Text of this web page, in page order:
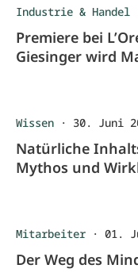
Industrie & Handel
Premiere bei
Giesinger wird
Wissen · 30. Juni
Natürliche
Mythos und
Mitarbeiter · 01.
Der Weg des